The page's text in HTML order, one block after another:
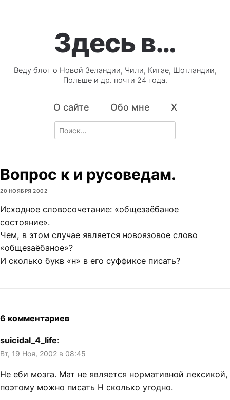
Здесь в…
Веду блог о Новой Зеландии, Чили, Китае, Шотландии,
Польше и др. почти 24 года.
О сайте Обо мне X
Search
for:
Вопрос к и русоведам.
20 НОЯБРЯ 2002
Исходное словосочетание: «общезаёбаное
состояние».
Чем, в этом случае является новоязовое слово
«общезаёбаное»?
И сколько букв «н» в его суффиксе писать?
6 комментариев
suicidal_4_life:
Вт, 19 Ноя, 2002 в 08:45
Не еби мозга. Мат не является нормативной лексикой,
поэтому можно писать Н сколько угодно.